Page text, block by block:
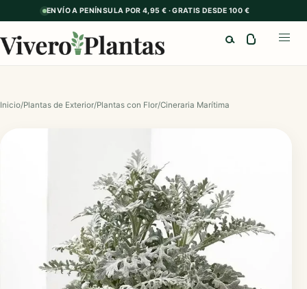
ENVÍO A PENÍNSULA POR 4,95 € · GRATIS DESDE 100 €
Inicio/Plantas de Exterior/Plantas con Flor/Cineraria Marítima